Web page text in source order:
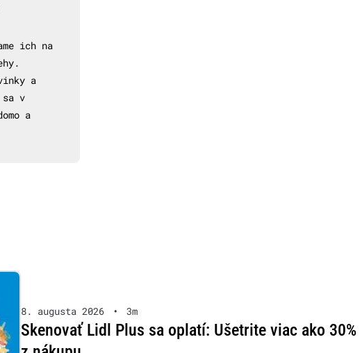
ich na
a
sa v
a
8. augusta 2026 • 3m
Skenovať Lidl Plus sa oplatí: Ušetrite viac ako 30%